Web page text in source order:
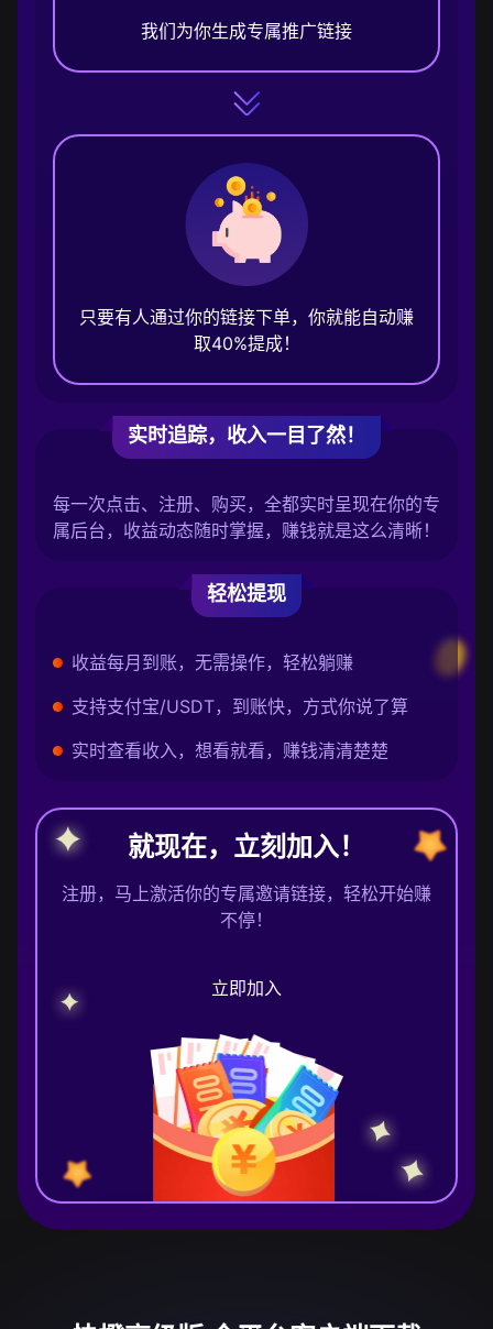
我们为你生成专属推广链接
只要有人通过你的链接下单，你就能自动赚
取40%提成！
实时追踪，收入一目了然！
每一次点击、注册、购买，全都实时呈现在你的专
属后台，收益动态随时掌握，赚钱就是这么清晰！
轻松提现
收益每月到账，无需操作，轻松躺赚
支持支付宝/USDT，到账快，方式你说了算
实时查看收入，想看就看，赚钱清清楚楚
就现在，立刻加入！
注册，马上激活你的专属邀请链接，轻松开始赚
不停！
立即加入